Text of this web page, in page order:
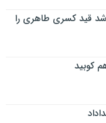
باعث شد قید کسری طاهری را
کوبید